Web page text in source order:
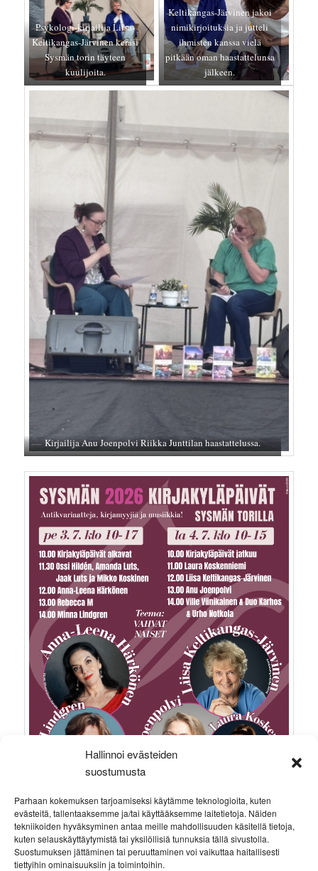
Hallinnoi evästeiden
suostumusta
Parhaan kokemuksen tarjoamiseksi käytämme teknologioita, kuten
evästeitä, tallentaaksemme ja/tai käyttääksemme laitetietoja. Näiden
tekniikoiden hyväksyminen antaa meille mahdollisuuden käsitellä tietoja,
kuten selauskäyttäytymistä tai yksilöllisiä tunnuksia tällä sivustolla.
Suostumuksen jättäminen tai peruuttaminen voi vaikuttaa haitallisesti
tiettyihin ominaisuuksiin ja toimintoihin.
Psykologi-kirjailija Liisa-
Keltikangas-Järvinen keräsi
Sysmän torin täyteen
kuulijoita.
Keltikangas-Järvinen jakoi
nimikirjoituksia ja jutteli
ihmisten kanssa vielä
pitkään oman haastattelunsa
jälkeen.
Kirjailija Anu Joenpolvi Riikka Junttilan haastattelussa.
Kiitos Sysmän Kirjakyläpäivät 2026 ja kaikki mukana olleet